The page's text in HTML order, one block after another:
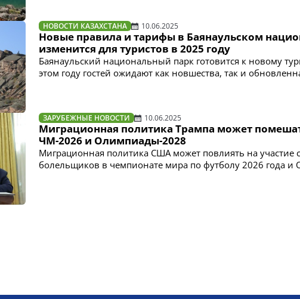
НОВОСТИ КАЗАХСТАНА 10.06.2025
Новые правила и тарифы в Баянаульском
изменится для туристов в 2025 году
Баянаульский национальный парк готовится к новому
этом году гостей ожидают как новшества, так и
ЗАРУБЕЖНЫЕ НОВОСТИ 10.06.2025
Миграционная политика Трампа может
ЧМ-2026 и Олимпиады-2028
Миграционная политика США может повлиять на участие
болельщиков в чемпионате мира по футболу 2026 года и